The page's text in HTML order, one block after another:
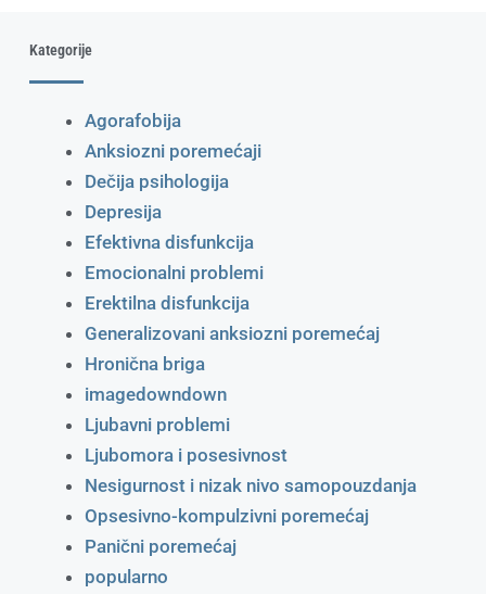
Kategorije
Agorafobija
Anksiozni poremećaji
Dečija psihologija
Depresija
Efektivna disfunkcija
Emocionalni problemi
Erektilna disfunkcija
Generalizovani anksiozni poremećaj
Hronična briga
imagedowndown
Ljubavni problemi
Ljubomora i posesivnost
Nesigurnost i nizak nivo samopouzdanja
Opsesivno-kompulzivni poremećaj
Panični poremećaj
popularno